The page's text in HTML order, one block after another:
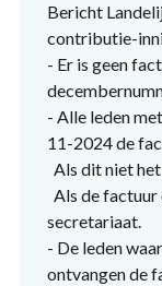
Bericht
contributie-
- Er is geen
- Alle leden
11-2024 de
Als dit niet
Als de
secretariaat.
- De leden
ontvangen de